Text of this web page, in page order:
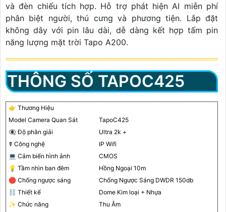
và đèn chiếu tích hợp. Hỗ trợ phát hiện AI miễn phí
phân biệt người, thú cưng và phương tiện. Lắp đặt
không dây với pin lâu dài, dễ dàng kết hợp tấm pin
năng lượng mặt trời Tapo A200.
THÔNG SỐ TAPOC425
👉 Thương Hiệu
Model Camera Quan Sát
TapoC425
👁️‍🗨 Độ phân giải
Ultra 2k +
☤ Công nghệ
IP Wifi
💻 Cảm biến hình ảnh
CMOS
💡 Tầm nhìn ban đêm
Hồng Ngoại 10m
🛑 Chống ngược sáng
Chống Ngược Sáng DWDR 150db
⛓ Thiết kế
Dome Kim loại + Nhựa
✨ Chức năng
Thu Âm